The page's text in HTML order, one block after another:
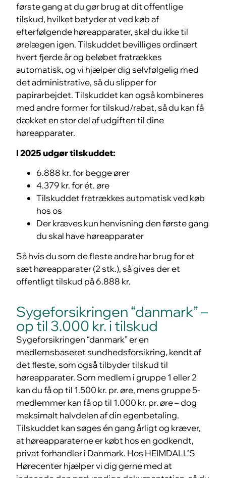
første gang at du gør brug at dit offentlige
tilskud, hvilket betyder at ved køb af
efterfølgende høreapparater, skal du ikke til
ørelægen igen. Tilskuddet bevilliges ordinært
hvert fjerde år og beløbet fratrækkes
automatisk, og vi hjælper dig selvfølgelig med
det administrative, så du slipper for
papirarbejdet. Tilskuddet kan også kombineres
med andre former for tilskud/rabat, så du kan få
dækket en stor del af udgiften til dine
høreapparater.
I 2025 udgør tilskuddet:
6.888 kr. for begge ører
4.379 kr. for ét. øre
Tilskuddet fratrækkes automatisk ved køb
hos os
Der kræves kun henvisning den første gang
du skal have høreapparater
Så hvis du som de fleste andre har brug for et
sæt høreapparater (2 stk.), så gives der et
offentligt tilskud på 6.888 kr.
Sygeforsikringen “danmark” –
op til 3.000 kr. i tilskud
Sygeforsikringen “danmark” er en
medlemsbaseret sundhedsforsikring, kendt af
det fleste, som også tilbyder tilskud til
høreapparater. Som medlem i gruppe 1 eller 2
kan du få op til 1.500 kr. pr. øre, mens gruppe 5-
medlemmer kan få op til 1.000 kr. pr. øre – dog
maksimalt halvdelen af din egenbetaling.
Tilskuddet kan søges én gang årligt og kræver,
at høreapparaterne er købt hos en godkendt,
privat forhandler i Danmark. Hos HEIMDALL’S
Hørecenter hjælper vi dig gerne med at